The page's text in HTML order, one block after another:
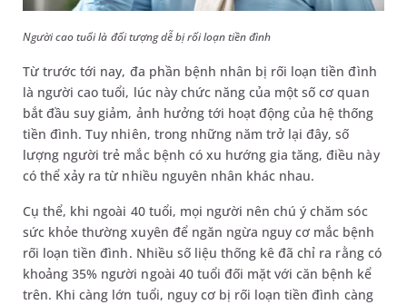
Người cao tuổi là đối tượng dễ bị rối loạn tiền đình
Từ trước tới nay, đa phần bệnh nhân bị rối loạn tiền đình
là người cao tuổi, lúc này chức năng của một số cơ quan
bắt đầu suy giảm, ảnh hưởng tới hoạt động của hệ thống
tiền đình. Tuy nhiên, trong những năm trở lại đây, số
lượng người trẻ mắc bệnh có xu hướng gia tăng, điều này
có thể xảy ra từ nhiều nguyên nhân khác nhau.
Cụ thể, khi ngoài 40 tuổi, mọi người nên chú ý chăm sóc
sức khỏe thường xuyên để ngăn ngừa nguy cơ mắc bệnh
rối loạn tiền đình. Nhiều số liệu thống kê đã chỉ ra rằng có
khoảng 35% người ngoài 40 tuổi đối mặt với căn bệnh kể
trên. Khi càng lớn tuổi, nguy cơ bị rối loạn tiền đình càng